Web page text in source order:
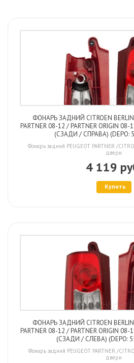
ФОНАРЬ ЗАДНИЙ CITROEN
PARTNER 08-12 / PARTNER ORIGIN 08-
(СЗАДИ / СПРАВА) (DEPO:
Фонарь задний PEUGEOT PARTNER /
двери
4 119
Купить
ФОНАРЬ ЗАДНИЙ CITROEN
PARTNER 08-12 / PARTNER ORIGIN 08-
(СЗАДИ / СЛЕВА) (DEPO:
Фонарь задний PEUGEOT PARTNER /
двери